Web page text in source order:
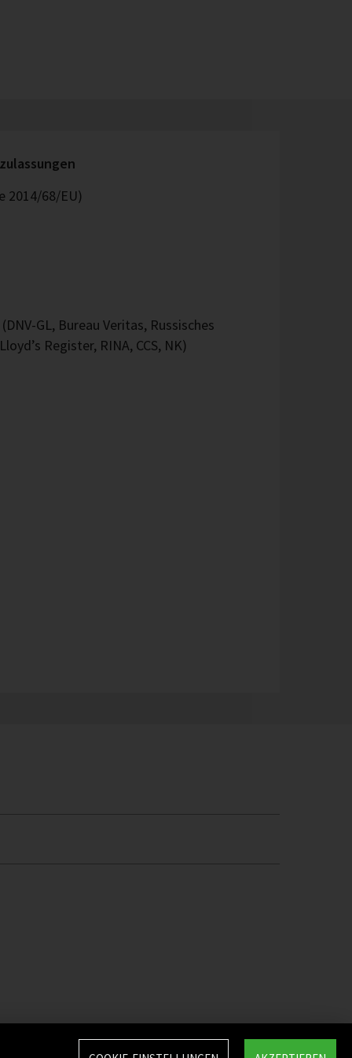
2014/68/EU)
GL, Bureau Veritas, Russisches
Register, RINA, CCS, NK)